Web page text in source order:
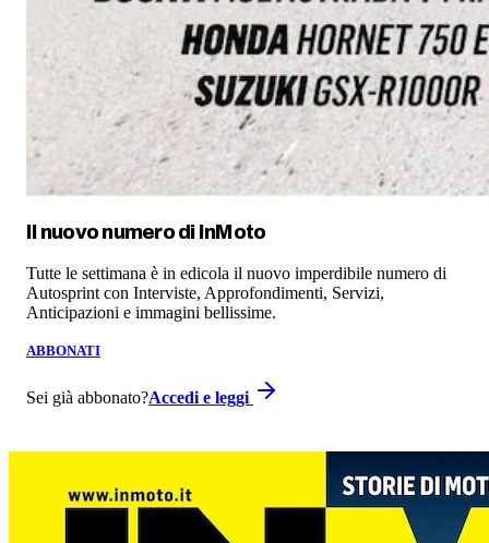
Il nuovo numero di InMoto
Tutte le settimana è in edicola il nuovo imperdibile numero di
Autosprint con Interviste, Approfondimenti, Servizi,
Anticipazioni e immagini bellissime.
ABBONATI
Sei già abbonato?Accedi e leggi